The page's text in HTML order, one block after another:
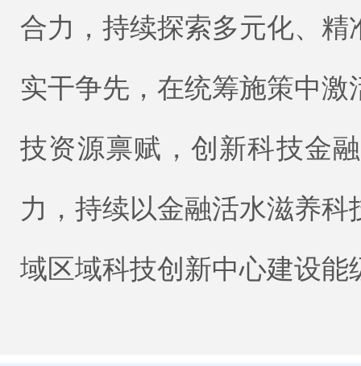
合力，持续探索多元化、
实干争先，在统筹施策中
技资源禀赋，创新科技金
力，持续以金融活水滋养
域区域科技创新中心建设能